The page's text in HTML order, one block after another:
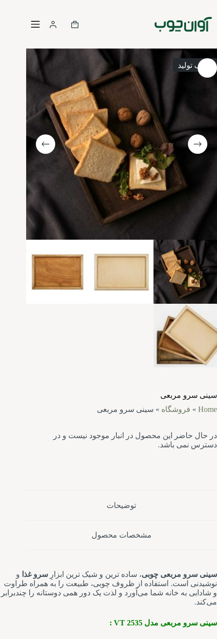
محتوا
سبد
توقف تولید
سینی سرو مربعی
Home
» فروشگاه » سینی سرو مربعی
در حال حاضر این محصول در انبار موجود نیست و در
دسترس نمی باشد.
توضیحات
مشخصات محصول
سینی سرو مربعی چوبی، ساده ترین و شیک ترین ابزارِ سرو غذا و
نوشیدنی است. استفاده از ظروف چوبی، طبیعت را به همراه طراوت
و شادابی به خانه شما می‌آورد و لذت یک دور همی دوستانه را چندبرابر
می‌کند.
سینی سرو مربعی مدل VT 2535 :